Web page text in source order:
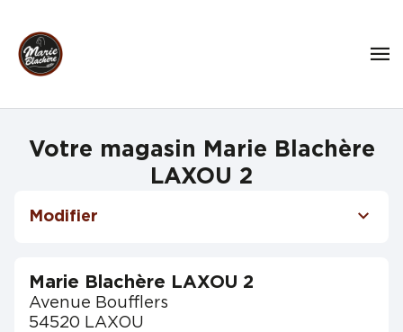
Votre magasin Marie Blachère
LAXOU 2
Modifier
Marie Blachère LAXOU 2
Avenue Boufflers
54520 LAXOU